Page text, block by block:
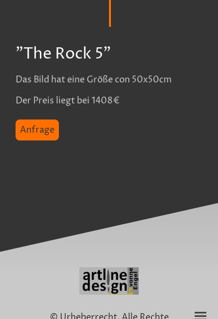
"The Rock 5"
Das Bild hat eine Größe con 50x50cm
Der Preis liegt bei 1408€
Anfrage